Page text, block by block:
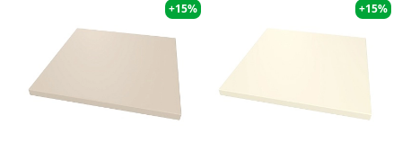
+15% +15%